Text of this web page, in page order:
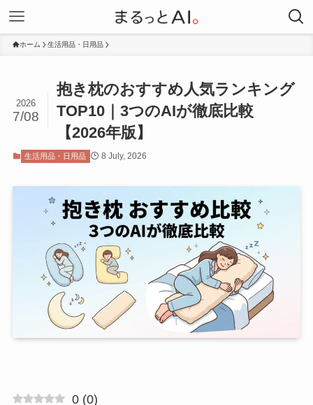
ホーム 生活用品・日用品
抱き枕のおすすめ人気ランキング
TOP10｜3つのAIが徹底比較
【2026年版】
2026
7/08
生活用品・日用品 8 July, 2026
0 (0)